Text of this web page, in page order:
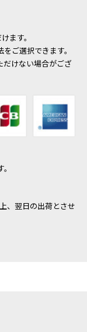
ます。
ご選択できます。
けない場合がござ
、翌日の出荷とさせ